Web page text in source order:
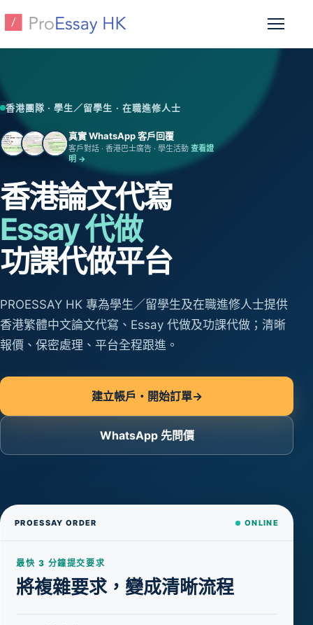
香港團隊 · 學生／留學生 · 在職進修人士
真實 WhatsApp 客戶回覆
客戶對話 · 香港巴士廣告 · 學生活動 查看證
明 →
香港論文代寫
Essay 代做
功課代做平台
PROESSAY HK 專為學生／留學生及在職進修人士提供
香港繁體中文論文代寫、Essay 代做及功課代做；清晰
報價、保密處理、平台全程跟進。
建立帳戶・開始訂單→
WhatsApp 先問價
PROESSAY ORDER ONLINE
最快 3 分鐘提交要求
將複雜要求，變成清晰流程